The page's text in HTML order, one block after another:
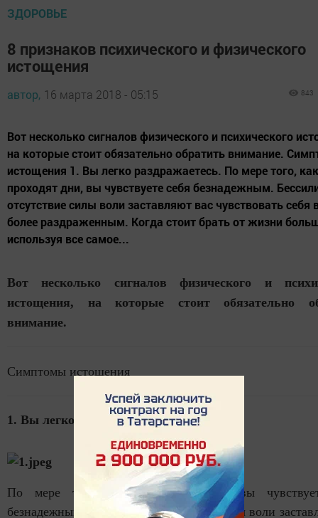
ЗДОРОВЬЕ
8 признаков психического и физического
истощения
автор, 16 марта 2018 - 05:15 843
Вот несколько сигналов физического и психического
на которые стоит обязательно обратить внимание.
истощения 1. Вы легко раздражаетесь. По мере того, как
проходят дни, вы чувствуете себя безнадежным.
отсутствие силы воли заставляют вас чувствовать себя
более раздраженным. Когда стоит брать от жизни
используя все самое...
Вот несколько сигналов физического и
истощения, на которые стоит обязательно
внимание.
Симптомы истощения
1. Вы легко раздражаетесь.
По мере того, как проходят дни, вы
безнадежным. Бессилие и отсутствие силы воли